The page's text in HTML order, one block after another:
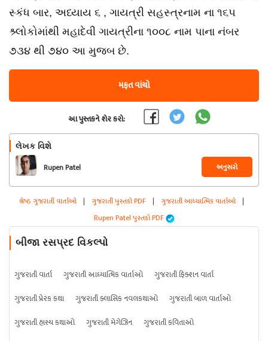
સ્કંધ બાર, અધ્યાય ૬ , ગાયત્રી સહસ્ત્રનામ ના ૧૬૫
શ્ર્લોકોમાંથી મહાદેવી ગાયત્રીના ૧૦૦૮ નામ પાના નંબર
૭૩૪ થી ૭૪૦ આ મુજબ છે.
મફત વાંચો
આ પુસ્તકને શેર કરો:
લેખક વિશે
Rupen Patel અનુસરો
શ્રેષ્ઠ ગુજરાતી વાર્તાઓ | ગુજરાતી પુસ્તકો PDF | ગુજરાતી આધ્યાત્મિક વાર્તાઓ |
Rupen Patel પુસ્તકો PDF
બીજા રસપ્રદ વિકલ્પો
ગુજરાતી વાર્તા ગુજરાતી આધ્યાત્મિક વાર્તાઓ
ગુજરાતી ફિક્શન વાર્તા
ગુજરાતી પ્રેરક કથા
ગુજરાતી ક્લાસિક નવલકથાઓ
ગુજરાતી બાળ વાર્તાઓ
ગુજરાતી હાસ્ય કથાઓ
ગુજરાતી મેગેઝિન
ગુજરાતી કવિતાઓ